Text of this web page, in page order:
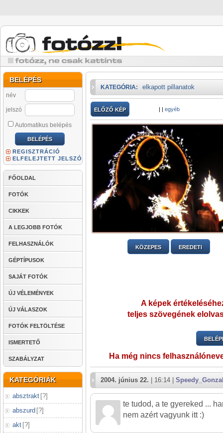
BELÉPÉS
név
jelszó
Automatikus belépés
REGISZTRÁCIÓ
ELFELEJTETT JELSZÓ
FŐOLDAL
FOTÓK
CIKKEK
A LEGJOBB FOTÓK
FELHASZNÁLÓK
GÉPTÍPUSOK
SAJÁT FOTÓK
ÚJ VÉLEMÉNYEK
ÚJ VÁLASZOK
FOTÓK FELTÖLTÉSE
ISMERTETŐ
SZABÁLYZAT
KATEGÓRIÁK
absztrakt [?]
abszurd [?]
akt [?]
KATEGÓRIA: elkapott pillanatok
ELŐZŐ KÉP | | egyéb
KÖZEPES EREDETI
A képek
teljes szövegének
Ha még nincs
2004. június 22. | 16:14 |
te tudod, a te gyereked ...
nem azért vagyunk itt :)